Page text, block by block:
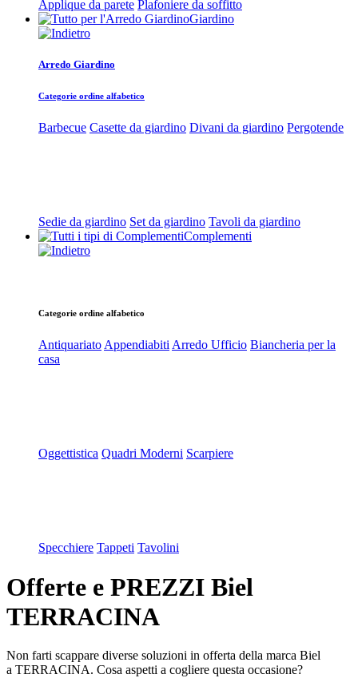
Applique da parete Plafoniere da soffitto
Giardino
Arredo Giardino
Categorie ordine alfabetico
Barbecue Casette da giardino Divani da giardino Pergotende
Sedie da giardino Set da giardino Tavoli da giardino
Complementi
Categorie ordine alfabetico
Antiquariato Appendiabiti Arredo Ufficio Biancheria per la
casa
Oggettistica Quadri Moderni Scarpiere
Specchiere Tappeti Tavolini
Offerte e PREZZI Biel
TERRACINA
Non farti scappare diverse soluzioni in offerta della marca Biel
a TERRACINA. Cosa aspetti a cogliere questa occasione?